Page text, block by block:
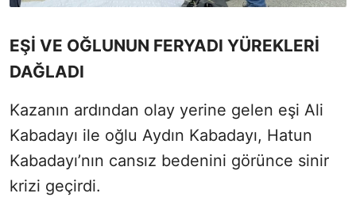
EŞİ VE OĞLUNUN FERYADI YÜREKLERİ
DAĞLADI
Kazanın ardından olay yerine gelen eşi Ali
Kabadayı ile oğlu Aydın Kabadayı, Hatun
Kabadayı’nın cansız bedenini görünce sinir
krizi geçirdi.